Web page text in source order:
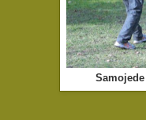
Samojede